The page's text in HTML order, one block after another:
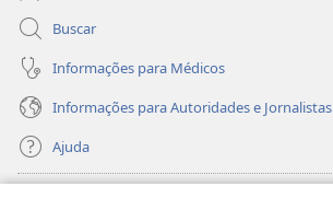
Buscar
Informações para Médicos
Informações para Autoridades e Jornalistas
Ajuda